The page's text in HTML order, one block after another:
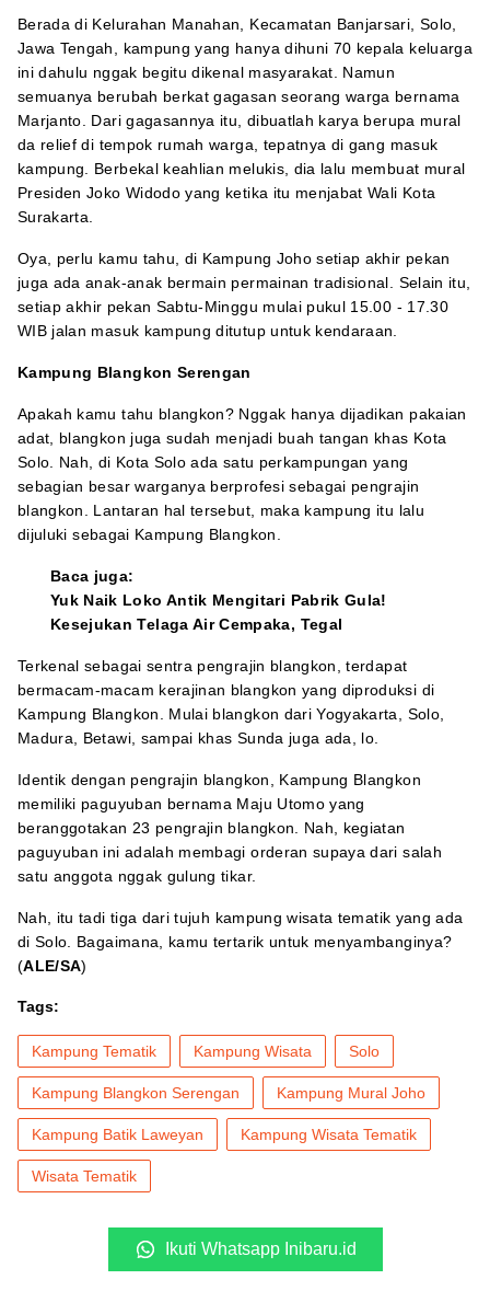
Berada di Kelurahan Manahan, Kecamatan Banjarsari, Solo,
Jawa Tengah, kampung yang hanya dihuni 70 kepala keluarga
ini dahulu nggak begitu dikenal masyarakat. Namun
semuanya berubah berkat gagasan seorang warga bernama
Marjanto. Dari gagasannya itu, dibuatlah karya berupa mural
da relief di tempok rumah warga, tepatnya di gang masuk
kampung. Berbekal keahlian melukis, dia lalu membuat mural
Presiden Joko Widodo yang ketika itu menjabat Wali Kota
Surakarta.
Oya, perlu kamu tahu, di Kampung Joho setiap akhir pekan
juga ada anak-anak bermain permainan tradisional. Selain itu,
setiap akhir pekan Sabtu-Minggu mulai pukul 15.00 - 17.30
WIB jalan masuk kampung ditutup untuk kendaraan.
Kampung Blangkon Serengan
Apakah kamu tahu blangkon? Nggak hanya dijadikan pakaian
adat, blangkon juga sudah menjadi buah tangan khas Kota
Solo. Nah, di Kota Solo ada satu perkampungan yang
sebagian besar warganya berprofesi sebagai pengrajin
blangkon. Lantaran hal tersebut, maka kampung itu lalu
dijuluki sebagai Kampung Blangkon.
Baca juga:
Yuk Naik Loko Antik Mengitari Pabrik Gula!
Kesejukan Telaga Air Cempaka, Tegal
Terkenal sebagai sentra pengrajin blangkon, terdapat
bermacam-macam kerajinan blangkon yang diproduksi di
Kampung Blangkon. Mulai blangkon dari Yogyakarta, Solo,
Madura, Betawi, sampai khas Sunda juga ada, lo.
Identik dengan pengrajin blangkon, Kampung Blangkon
memiliki paguyuban bernama Maju Utomo yang
beranggotakan 23 pengrajin blangkon. Nah, kegiatan
paguyuban ini adalah membagi orderan supaya dari salah
satu anggota nggak gulung tikar.
Nah, itu tadi tiga dari tujuh kampung wisata tematik yang ada
di Solo. Bagaimana, kamu tertarik untuk menyambanginya?
(ALE/SA)
Tags:
Kampung Tematik Kampung Wisata Solo
Kampung Blangkon Serengan Kampung Mural Joho
Kampung Batik Laweyan Kampung Wisata Tematik
Wisata Tematik
Ikuti Whatsapp Inibaru.id